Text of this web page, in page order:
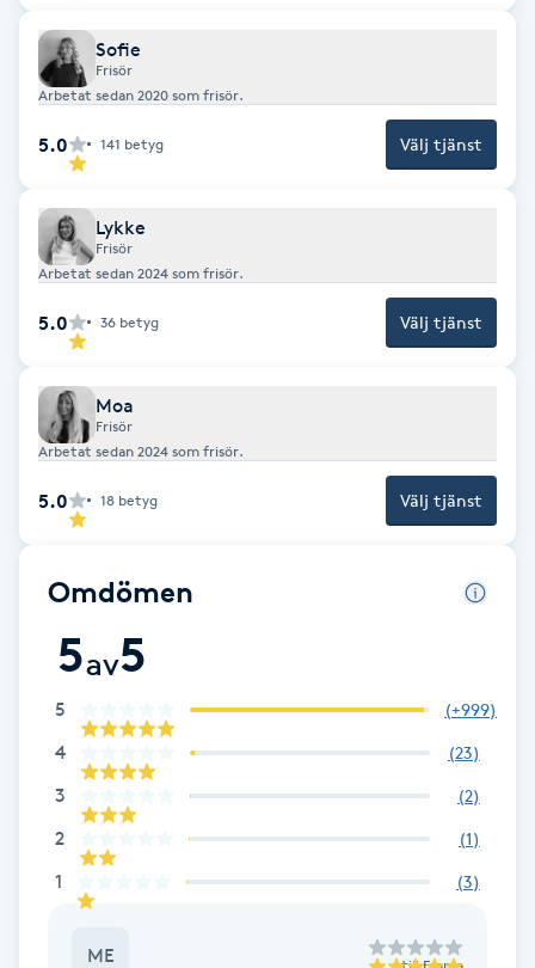
Faceliftmassage
Fettreducering
Fibromassage
Fillers
Fotmassage
Fotsvamp
Fotvård
Fransar
Fransborttagning
Fransfärgning
Fransförlängning
Fransförlängning Megavolym
Sofie
Frisör
Arbetat sedan 2020 som frisör.
5.0 141 betyg Välj tjänst
Lykke
Frisör
Arbetat sedan 2024 som frisör.
5.0 36 betyg Välj tjänst
Moa
Frisör
Arbetat sedan 2024 som frisör.
5.0 18 betyg Välj tjänst
Omdömen
5av5
5 (+999)
4 (23)
3 (2)
2 (1)
1 (3)
ME